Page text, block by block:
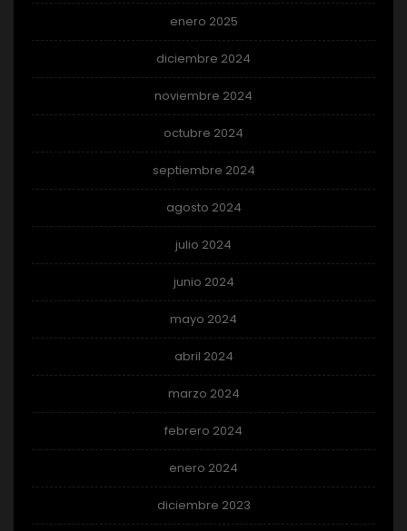
enero 2025
diciembre 2024
noviembre 2024
octubre 2024
septiembre 2024
agosto 2024
julio 2024
junio 2024
mayo 2024
abril 2024
marzo 2024
febrero 2024
enero 2024
diciembre 2023